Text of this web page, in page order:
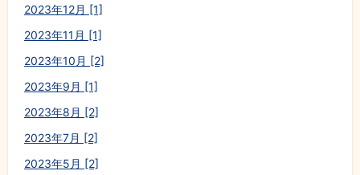
2023年12月 [1]
2023年11月 [1]
2023年10月 [2]
2023年9月 [1]
2023年8月 [2]
2023年7月 [2]
2023年5月 [2]